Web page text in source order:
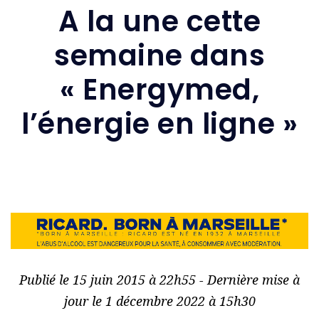
A la une cette
semaine dans
« Energymed,
l’énergie en ligne »
Publié le 15 juin 2015 à 22h55 - Dernière mise à
jour le 1 décembre 2022 à 15h30